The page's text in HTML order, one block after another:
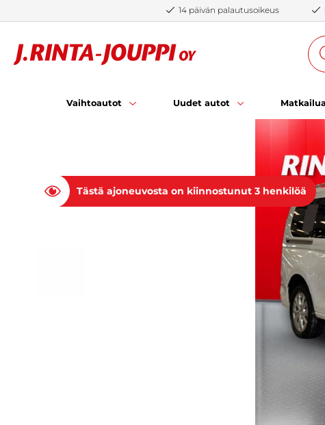
14 päivän palautusoikeus
Vaihtoautot Uudet autot
Tästä ajoneuvosta on kiinnostunut 3 henkilöä